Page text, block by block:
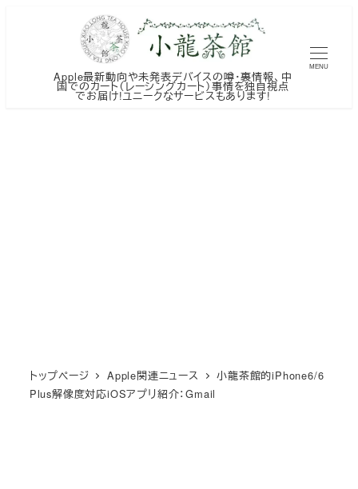
Apple最新動向や未発表デバイスの噂・裏情報、中
国でのカート（レーシングカート）事情を独自視点
でお届け!ユニークなサービスもあります!
MENU
トップページ Apple関連ニュース
小龍茶館的iPhone6/6
Plus解像度対応iOSアプリ紹介：Gmail